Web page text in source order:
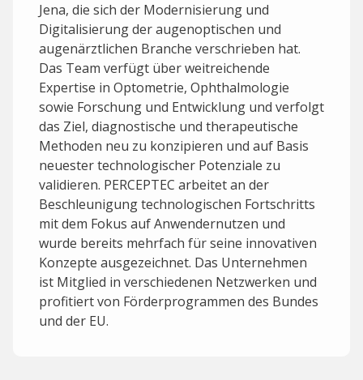
Jena, die sich der Modernisierung und
Digitalisierung der augenoptischen und
augenärztlichen Branche verschrieben hat.
Das Team verfügt über weitreichende
Expertise in Optometrie, Ophthalmologie
sowie Forschung und Entwicklung und verfolgt
das Ziel, diagnostische und therapeutische
Methoden neu zu konzipieren und auf Basis
neuester technologischer Potenziale zu
validieren. PERCEPTEC arbeitet an der
Beschleunigung technologischen Fortschritts
mit dem Fokus auf Anwendernutzen und
wurde bereits mehrfach für seine innovativen
Konzepte ausgezeichnet. Das Unternehmen
ist Mitglied in verschiedenen Netzwerken und
profitiert von Förderprogrammen des Bundes
und der EU.